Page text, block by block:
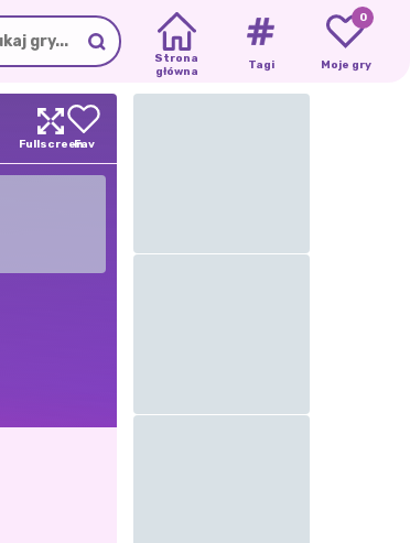
Strona
główna
Tagi
0
Moje gry